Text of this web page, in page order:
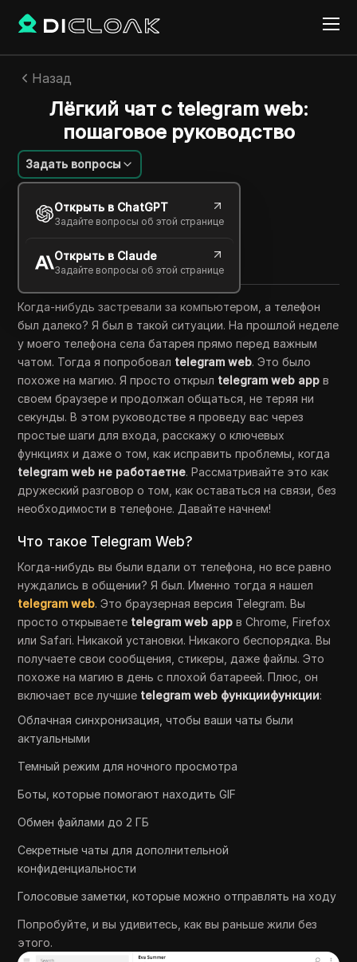
Назад
Лёгкий чат с telegram web:
пошаговое руководство
Задать вопросы
Открыть в ChatGPT
Задайте вопросы об этой странице
Открыть в Claude
Задайте вопросы об этой странице
Сара Джонсон
30 июня 2025 33 минут
Copy Link
Когда-нибудь застревали за компьютером, а телефон
был далеко? Я был в такой ситуации. На прошлой неделе
у моего телефона села батарея прямо перед важным
чатом. Тогда я попробовал telegram web. Это было
похоже на магию. Я просто открыл telegram web app в
своем браузере и продолжал общаться, не теряя ни
секунды. В этом руководстве я проведу вас через
простые шаги для входа, расскажу о ключевых
функциях и даже о том, как исправить проблемы, когда
telegram web не работаетне. Рассматривайте это как
дружеский разговор о том, как оставаться на связи, без
необходимости в телефоне. Давайте начнем!
Что такое Telegram Web?
Когда-нибудь вы были вдали от телефона, но все равно
нуждались в общении? Я был. Именно тогда я нашел
telegram web. Это браузерная версия Telegram. Вы
просто открываете telegram web app в Chrome, Firefox
или Safari. Никакой установки. Никакого беспорядка. Вы
получаете свои сообщения, стикеры, даже файлы. Это
похоже на магию в день с плохой батареей. Плюс, он
включает все лучшие telegram web функциифункции:
Облачная синхронизация, чтобы ваши чаты были
актуальными
Темный режим для ночного просмотра
Боты, которые помогают находить GIF
Обмен файлами до 2 ГБ
Секретные чаты для дополнительной
конфиденциальности
Голосовые заметки, которые можно отправлять на ходу
Попробуйте, и вы удивитесь, как вы раньше жили без
этого.